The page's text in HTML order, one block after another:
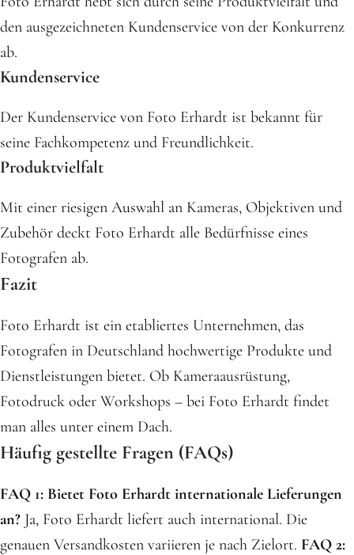
den ausgezeichneten Kundenservice von der Konkurrenz
ab.
Kundenservice
Der Kundenservice von Foto Erhardt ist bekannt für
seine Fachkompetenz und Freundlichkeit.
Produktvielfalt
Mit einer riesigen Auswahl an Kameras, Objektiven und
Zubehör deckt Foto Erhardt alle Bedürfnisse eines
Fotografen ab.
Fazit
Foto Erhardt ist ein etabliertes Unternehmen, das
Fotografen in Deutschland hochwertige Produkte und
Dienstleistungen bietet. Ob Kameraausrüstung,
Fotodruck oder Workshops – bei Foto Erhardt findet
man alles unter einem Dach.
Häufig gestellte Fragen (FAQs)
FAQ 1: Bietet Foto Erhardt internationale Lieferungen
an? Ja, Foto Erhardt liefert auch international. Die
genauen Versandkosten variieren je nach Zielort. FAQ 2: